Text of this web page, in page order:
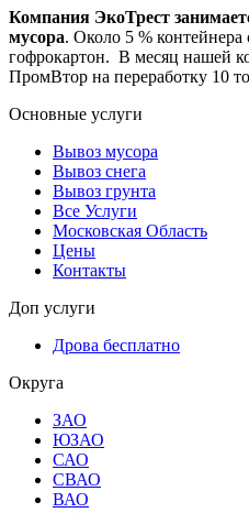
Компания ЭкоТрест
мусора. Около 5 % контейнера
гофрокартон. В месяц нашей
ПромВтор на переработку 10
Основные услуги
Вывоз мусора
Вывоз снега
Вывоз грунта
Все Услуги
Московская Область
Цены
Контакты
Доп услуги
Дрова бесплатно
Округа
ЗАО
ЮЗАО
САО
СВАО
ВАО